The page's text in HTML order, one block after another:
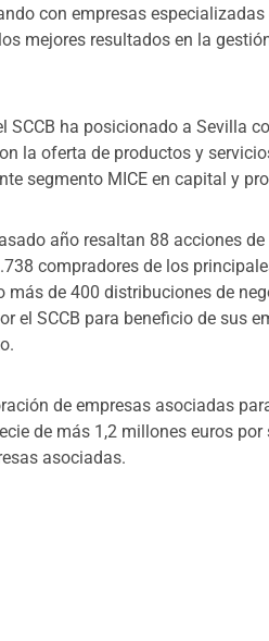
con empresas
mejores resultados en la
SCCB ha posicionado a Sevilla
la oferta de productos y
segmento MICE en capital y
año resaltan 88 acciones
compradores de los
más de 400 distribuciones de
el SCCB para beneficio de sus
de empresas asociadas
de más 1,2 millones euros
asociadas.